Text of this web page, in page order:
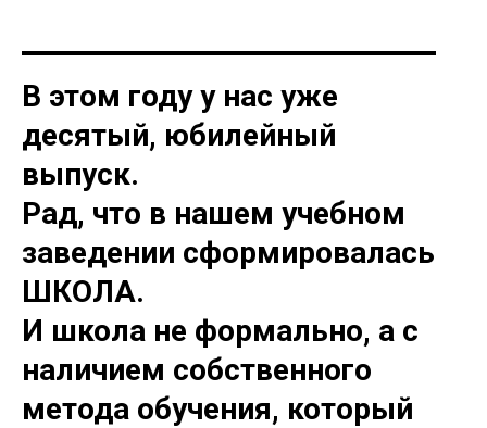
В этом году у нас уже
десятый, юбилейный
выпуск.
Рад, что в нашем учебном
заведении сформировалась
ШКОЛА.
И школа не формально, а с
наличием собственного
метода обучения, который